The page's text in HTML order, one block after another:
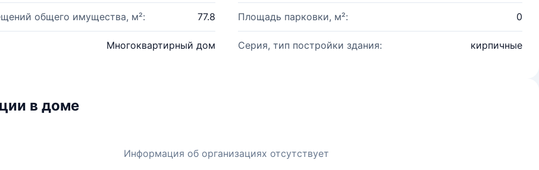
общего имущества, м²: 77.8 Площадь парковки, м²: 0
Многоквартирный дом Серия, тип постройки здания: кирпичные
в доме
Информация об организациях отсутствует